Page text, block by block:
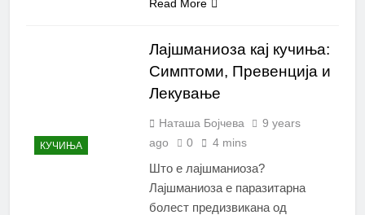
Read More
КУЧИЊА
Лајшманиоза кај кучиња:
Симптоми, Превенција и
Лекување
Наташа Бојчева
9 years
ago
0 4 mins
Што е лајшманиоза?
Лајшманиоза е паразитарна
болест предизвикана од